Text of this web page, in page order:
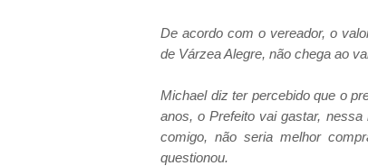
De acordo com o vereador, o
de Várzea Alegre, não chega ao
Michael diz ter percebido que o
anos, o Prefeito vai gastar,
comigo, não seria melhor
questionou.